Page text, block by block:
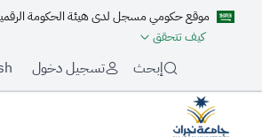
موقع حكومي مسجل لدى هيئة الحكومة
كيف تتحقق
إبحث تسجيل دخول